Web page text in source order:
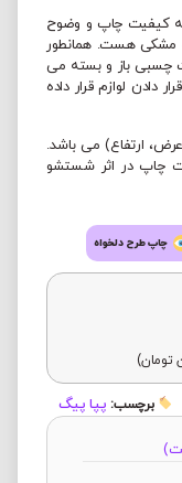
کیفیت چاپ و وضوح
مشکی هست. همانطور
چسبی باز و بسته می
دادن لوازم قرار داده
متر (طول، عرض، ارتفاع) می باشد.
چاپ در اثر شستشو
چاپ طرح دلخواه
تومان)
برچسب: پپا پیگ